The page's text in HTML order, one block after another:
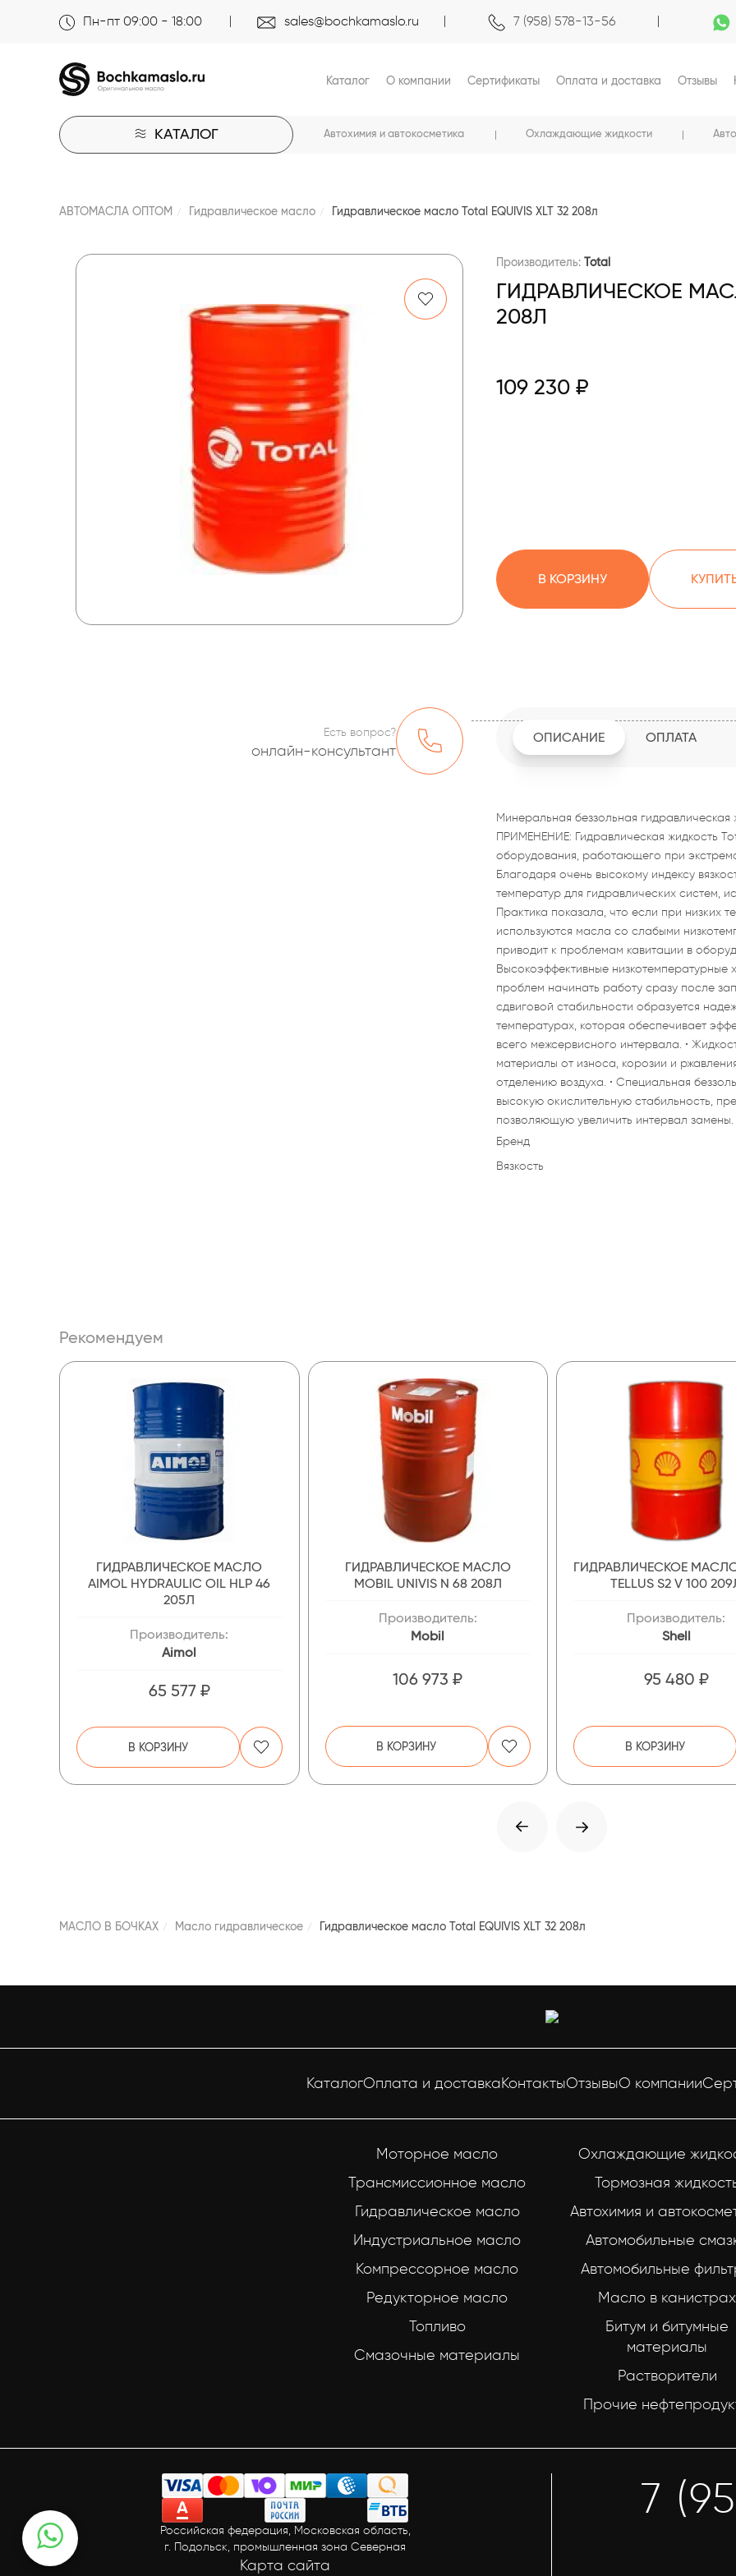
Пн-пт 09:00 - 18:00 sales@bochkamaslo.ru 7 (958) 578-13-56
Каталог О компании Сертификаты Оплата и доставка Отзывы
КАТАЛОГ Автохимия и автокосметика Охлаждающие жидкости
АВТОМАСЛА ОПТОМ Гидравлическое масло Гидравлическое масло Total EQUIVIS XLT 32 208л
Производитель: Total
ГИДРАВЛИЧЕСКОЕ
208Л
109 230 ₽
В КОРЗИНУ
Есть вопрос?
онлайн-консультант
ОПИСАНИЕ ОПЛАТА
Минеральная беззольная гидравлическая
ПРИМЕНЕНИЕ: Гидравлическая жидкость
оборудования, работающего при
Благодаря очень высокому индексу
температур для гидравлических систем,
Практика показала, что если при низких
используются масла со слабыми
приводит к проблемам кавитации в
Высокоэффективные низкотемпературные
проблем начинать работу сразу после
сдвиговой стабильности образуется
температурах, которая обеспечивает
всего межсервисного интервала. •
материалы от износа, корозии и
отделению воздуха. • Специальная
высокую окислительную стабильность,
позволяющую увеличить интервал замены.
Бренд
Вязкость
Рекомендуем
ГИДРАВЛИЧЕСКОЕ МАСЛО
AIMOL HYDRAULIC OIL HLP 46
205Л
Производитель:
Aimol
65 577 ₽
В КОРЗИНУ
ГИДРАВЛИЧЕСКОЕ МАСЛО
MOBIL UNIVIS N 68 208Л
Производитель:
Mobil
106 973 ₽
В КОРЗИНУ
ГИДРАВЛИЧЕСКОЕ МАСЛО
TELLUS S2 V 100
Производитель:
Shell
95 480 ₽
В КОРЗИНУ
МАСЛО В БОЧКАХ Масло гидравлическое Гидравлическое масло Total EQUIVIS XLT 32 208л
КаталогОплата и доставкаКонтактыОтзывыО компании
Моторное масло
Трансмиссионное масло
Гидравлическое масло
Индустриальное масло
Компрессорное масло
Редукторное масло
Топливо
Смазочные материалы
Охлаждающие
Тормозная
Автохимия и
Автомобильные
Автомобильные
Масло в канистрах
Битум и битумные
материалы
Растворители
Прочие
Российская федерация, Московская область,
г. Подольск, промышленная зона Северная
Карта сайта
7